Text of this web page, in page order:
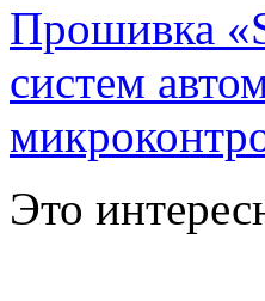
Прошивка
систем
Это